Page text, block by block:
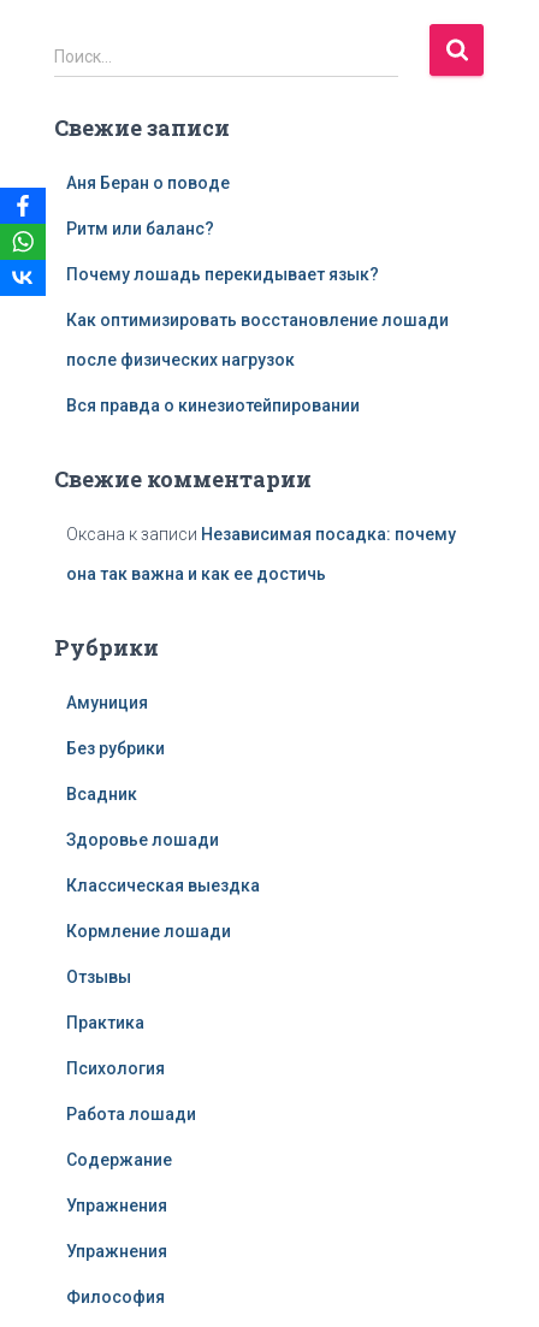
Н
а
т
Поиск…
Свежие записи
Аня Беран о поводе
Ритм или баланс?
Почему лошадь перекидывает язык?
Как оптимизировать восстановление лошади
после физических нагрузок
Вся правда о кинезиотейпировании
Свежие комментарии
Оксана к записи Независимая посадка: почему
она так важна и как ее достичь
Рубрики
Амуниция
Без рубрики
Всадник
Здоровье лошади
Классическая выездка
Кормление лошади
Отзывы
Практика
Психология
Работа лошади
Содержание
Упражнения
Упражнения
Философия